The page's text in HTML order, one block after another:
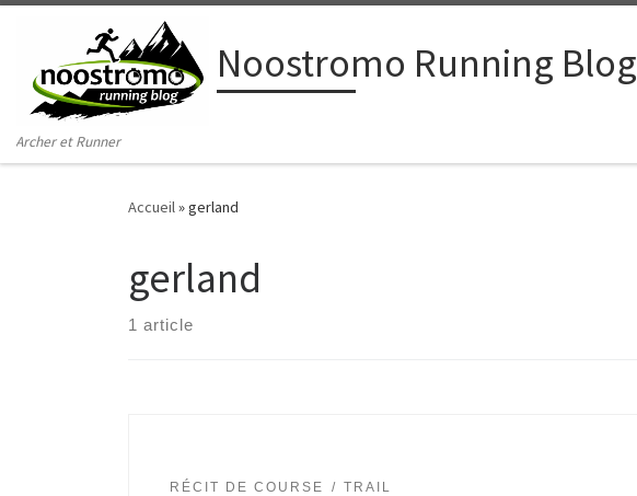
Passer au contenu
Noostromo Running Blog
Archer et Runner
Accueil»gerland
gerland
1 article
RÉCIT DE COURSE TRAIL